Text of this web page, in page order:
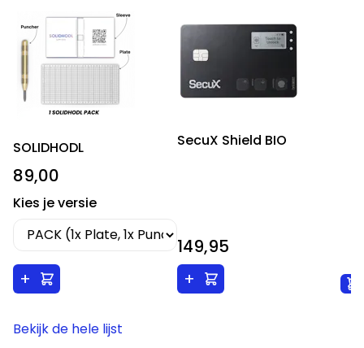
SOLIDHODL
89,00
Kies je versie
+
SecuX Shield BIO
149,95
+
Bekijk de hele lijst